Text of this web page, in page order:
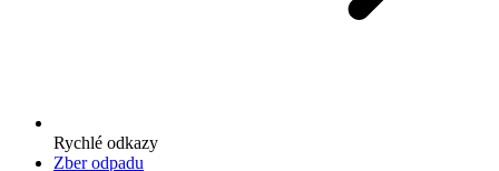
Rychlé odkazy
Zber odpadu